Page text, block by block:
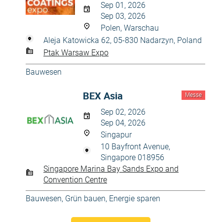
Sep 01, 2026
Sep 03, 2026
Polen, Warschau
Aleja Katowicka 62, 05-830 Nadarzyn, Poland
Ptak Warsaw Expo
Bauwesen
Messe
BEX Asia
Sep 02, 2026
Sep 04, 2026
Singapur
10 Bayfront Avenue,
Singapore 018956
Singapore Marina Bay Sands Expo and
Convention Centre
Bauwesen, Grün bauen, Energie sparen